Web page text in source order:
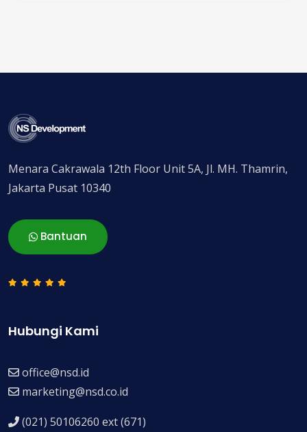
Menara Cakrawala 12th Floor Unit 5A, Jl. MH. Thamrin,
Jakarta Pusat 10340
Bantuan
Hubungi Kami
office@nsd.id
marketing@nsd.co.id
(021) 50106260 ext (671)